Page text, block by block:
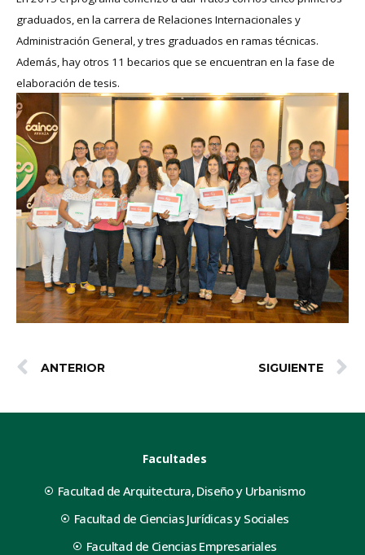
graduados, en la carrera de Relaciones Internacionales y
Administración General, y tres graduados en ramas técnicas.
Además, hay otros 11 becarios que se encuentran en la fase de
elaboración de tesis.
ANTERIOR SIGUIENTE
Facultades
Facultad de Arquitectura, Diseño y Urbanismo
Facultad de Ciencias Jurídicas y Sociales
Facultad de Ciencias Empresariales